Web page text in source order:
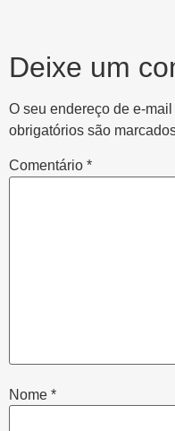
Deixe um
O seu endereço de e-
obrigatórios são
Comentário *
Nome *